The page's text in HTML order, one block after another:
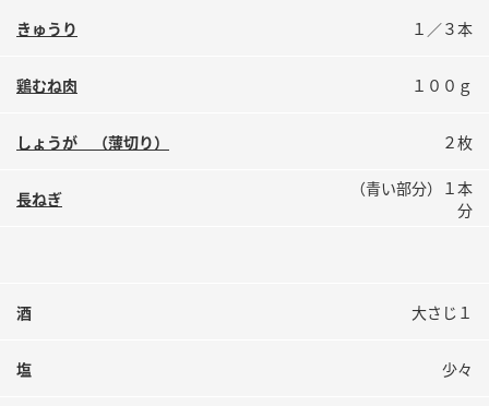
ロングセラー商品 ＋ おすすめレシピ
きゅうり １／３本
鶏むね肉 １００ｇ
しょうが （薄切り） ２枚
長ねぎ
（青い部分）１本
分
酒 大さじ１
塩 少々